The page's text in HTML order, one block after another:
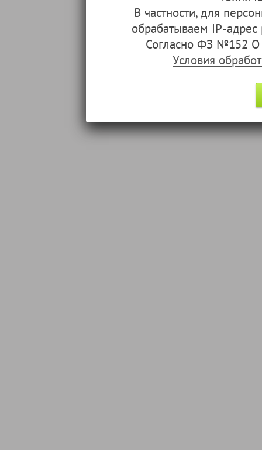
В частности, для
обрабатываем IP-
Согласно ФЗ №152 О
Условия